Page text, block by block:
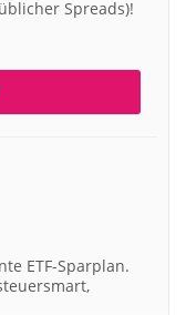
Spreads)!
ETF-Sparplan.